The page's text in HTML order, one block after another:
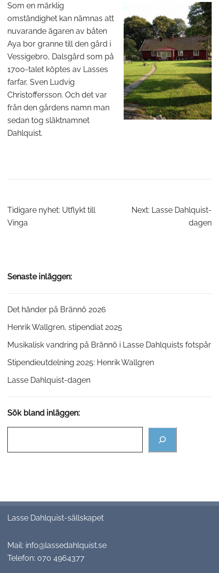
Som en märklig
omständighet kan nämnas att
nuvarande ägaren av båten
Aya bor granne till den gård i
Vessigebro, Dalsgård som på
1700-talet köptes av Lasses
farfar, Sven Ludvig
Christoffersson. Och det var
från den gårdens namn man
sedan tog släktnamnet
Dahlquist.
Inläggsnavigering
Tidigare nyhet: Utflykt till
Vinga
Next: Lasse Dahlquist-
dagen
Senaste inläggen:
Det händer på Brännö 2026
Henrik Wallgren, stipendiat 2025
Musikalisk vandring på Brännö i Lasse Dahlquists fotspår
Stipendieutdelning 2025: Henrik Wallgren
Lasse Dahlquist-dagen
Sök bland inläggen:
Lasse Dahlquist-sällskapet
Mail: info@lassedahlquist.se
Telefon: 070 4964377